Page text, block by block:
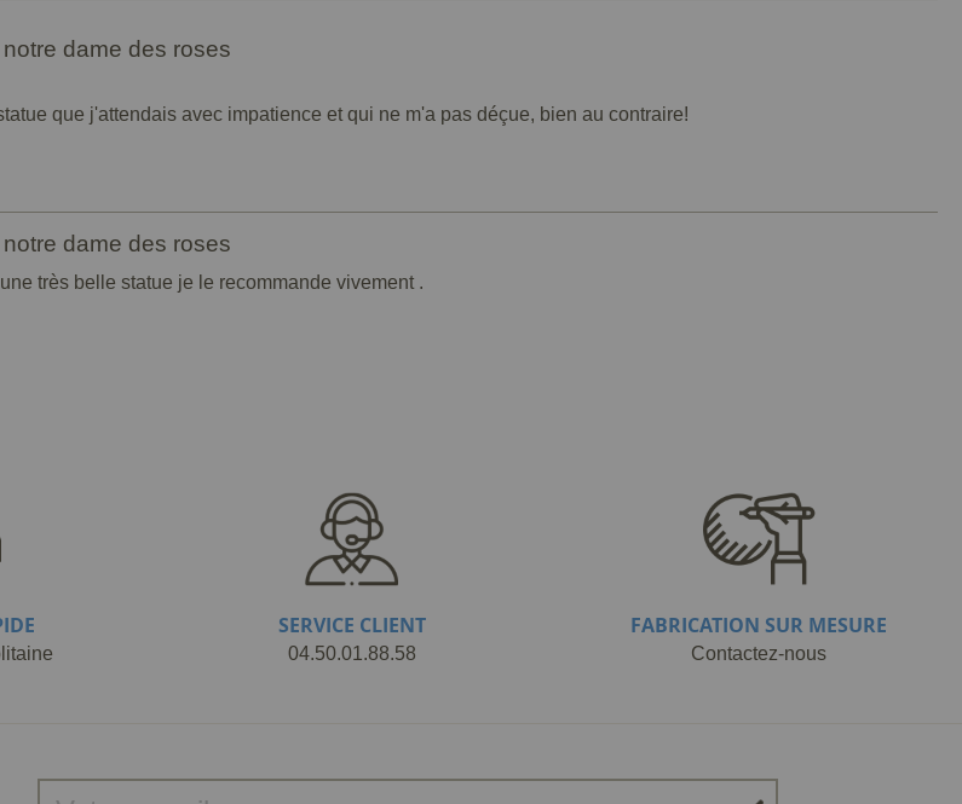
dame des roses
que j'attendais avec impatience et qui ne m'a pas déçue, bien au contraire!
dame des roses
très belle statue je le recommande vivement .
SERVICE CLIENT
04.50.01.88.58
FABRICATION SUR MESURE
Contactez-nous